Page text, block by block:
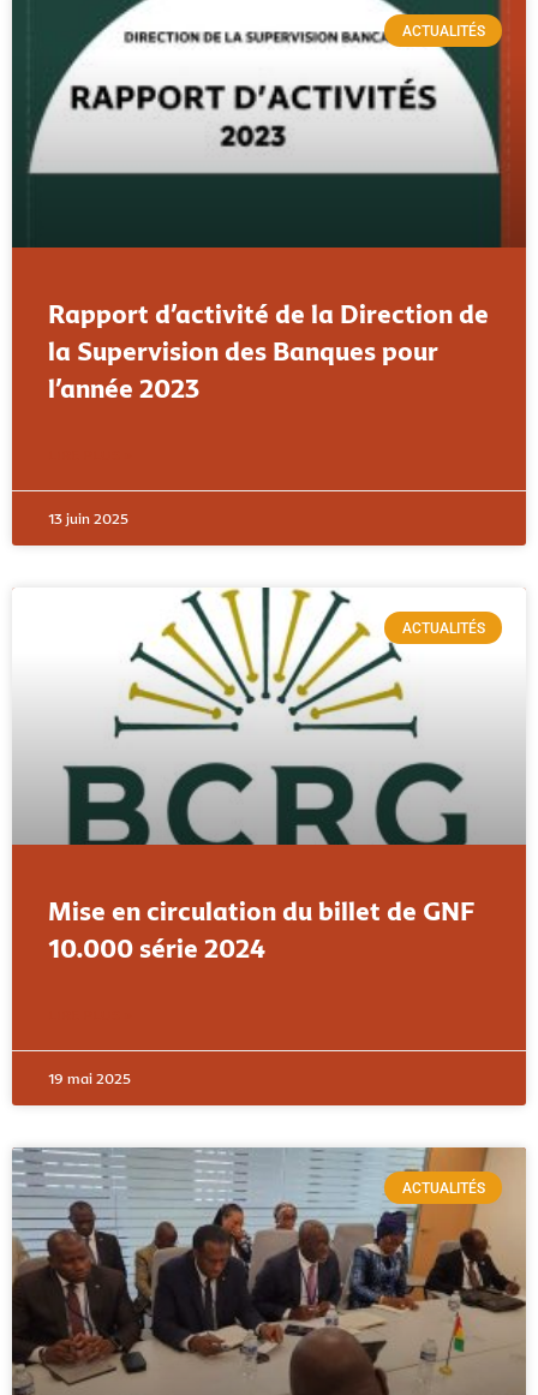
ACTUALITÉS
Rapport d’activité de la Direction de
la Supervision des Banques pour
l’année 2023
13 juin 2025
ACTUALITÉS
Mise en circulation du billet de GNF
10.000 série 2024
19 mai 2025
ACTUALITÉS